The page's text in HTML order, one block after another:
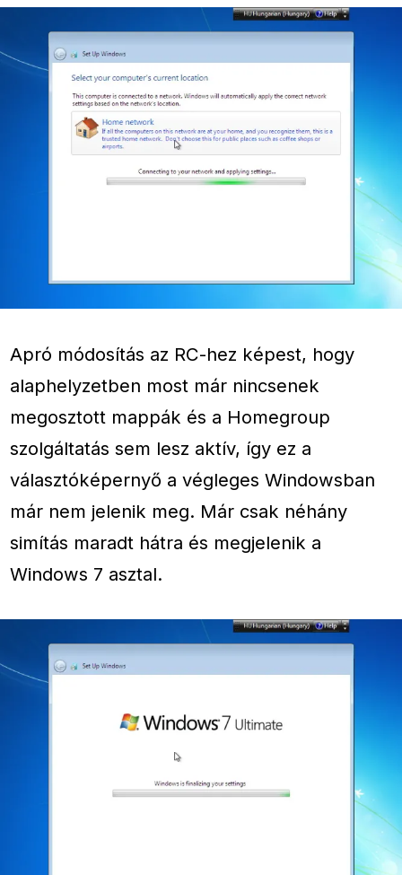
Apró módosítás az RC-hez képest, hogy
alaphelyzetben most már nincsenek
megosztott mappák és a Homegroup
szolgáltatás sem lesz aktív, így ez a
választóképernyő a végleges Windowsban
már nem jelenik meg. Már csak néhány
simítás maradt hátra és megjelenik a
Windows 7 asztal.